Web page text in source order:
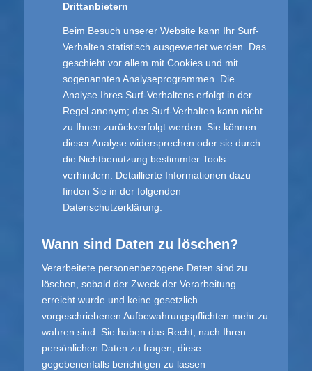
Drittanbietern
Beim Besuch unserer Website kann Ihr Surf-
Verhalten statistisch ausgewertet werden. Das
geschieht vor allem mit Cookies und mit
sogenannten Analyseprogrammen. Die
Analyse Ihres Surf-Verhaltens erfolgt in der
Regel anonym; das Surf-Verhalten kann nicht
zu Ihnen zurückverfolgt werden. Sie können
dieser Analyse widersprechen oder sie durch
die Nichtbenutzung bestimmter Tools
verhindern. Detaillierte Informationen dazu
finden Sie in der folgenden
Datenschutzerklärung.
Wann sind Daten zu löschen?
Verarbeitete personenbezogene Daten sind zu
löschen, sobald der Zweck der Verarbeitung
erreicht wurde und keine gesetzlich
vorgeschriebenen Aufbewahrungspflichten mehr zu
wahren sind. Sie haben das Recht, nach Ihren
persönlichen Daten zu fragen, diese
gegebenenfalls berichtigen zu lassen